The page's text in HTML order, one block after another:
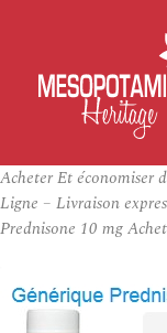
Acheter Et économiser
Ligne – Livraison
Prednisone 10 mg